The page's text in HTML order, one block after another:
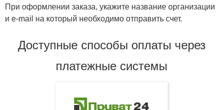
При оформлении заказа, укажите название организации
и e-mail на который необходимо отправить счет.
Доступные способы оплаты через
платежные системы